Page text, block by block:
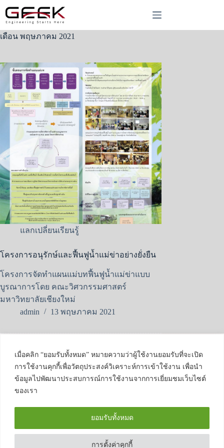
เมื่อคลิก “ยอมรับทั้งหมด” หมายความว่าผู้ใช้งานยอมรับที่จะเปิด
การใช้งานคุกกี้เพื่อวัตถุประสงค์วิเคราะห์การเข้าใช้งาน เพื่อนำ
ข้อมูลไปพัฒนาประสบการณ์การใช้งานจากการเยี่ยมชมเว็บไซต์
ของเรา
การตั้งค่าคุกกี้
ยอมรับทั้งหมด
content
เดือน พฤษภาคม 2021
แลกเปลี่ยนเรียนรู้
โครงการอนุรักษ์และฟื้นฟูน้ำแม่ข่าอย่างยั่งยืน
โครงการจัดทำแผนแม่บทฟื้นฟูน้ำแม่ข่าแบบ
บูรณาการโดย คณะวิศวกรรมศาสตร์
มหาวิทยาลัยเชียงใหม่
admin
13 พฤษภาคม 2021
Entrepreneurship and
Knowledge Center
239 ถนนห้วยแก้ว
โทรศัพท์ : 0-539-44177
Email :
research.eng@cmu.ac.th